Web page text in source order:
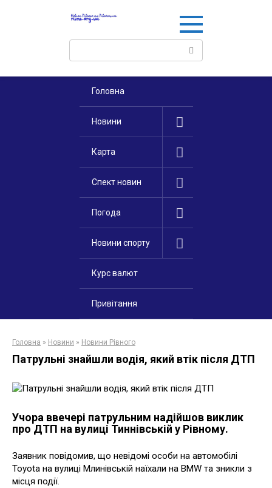
Поиск:
Головна
Новини
Карта
Спект новин
Погода
Новини спорту
Курс валют
Привітання
Головна » Новини » Новини Рівного
Патрульні знайшли водія, який втік після ДТП
Учора ввечері патрульним надійшов виклик
про ДТП на вулиці Тиннівській у Рівному.
Заявник повідомив, що невідомі особи на автомобілі
Toyota на вулиці Млинівській наїхали на BMW та зникли з
місця події.